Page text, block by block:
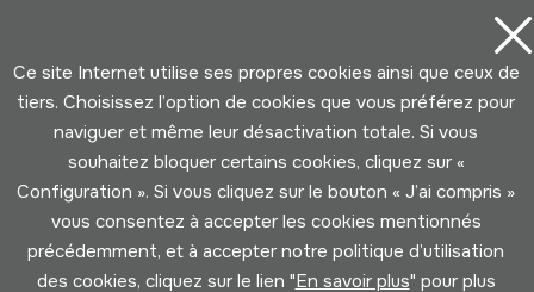
Cookies politique
Développé par Lotura
Ce site Internet utilise ses propres cookies ainsi que ceux de
tiers. Choisissez l’option de cookies que vous préférez pour
naviguer et même leur désactivation totale. Si vous
souhaitez bloquer certains cookies, cliquez sur «
Configuration ». Si vous cliquez sur le bouton « J’ai compris »
vous consentez à accepter les cookies mentionnés
précédemment, et à accepter notre politique d’utilisation
des cookies, cliquez sur le lien "En savoir plus" pour plus